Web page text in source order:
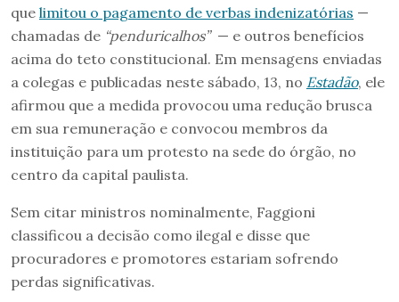
que limitou o pagamento de verbas indenizatórias —
chamadas de “penduricalhos”— e outros benefícios
acima do teto constitucional. Em mensagens enviadas
a colegas e publicadas neste sábado, 13, no Estadão, ele
afirmou que a medida provocou uma redução brusca
em sua remuneração e convocou membros da
instituição para um protesto na sede do órgão, no
centro da capital paulista.
Sem citar ministros nominalmente, Faggioni
classificou a decisão como ilegal e disse que
procuradores e promotores estariam sofrendo
perdas significativas.